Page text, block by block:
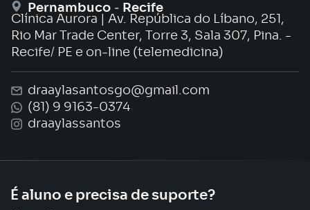
Pernambuco - Recife
Clínica Aurora | Av. República do Líbano, 251,
Rio Mar Trade Center, Torre 3, Sala 307, Pina. -
Recife/ PE e on-line (telemedicina)
draaylasantosgo@gmail.com
(81) 9 9163-0374
draaylassantos
É aluno e precisa de suporte?